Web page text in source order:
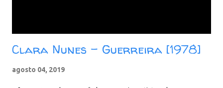
Clara Nunes - Guerreira [1978]
agosto 04, 2019